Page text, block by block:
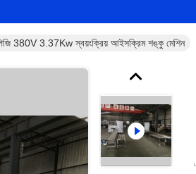
380V 3.37Kw স্বয়ংক্রিয় আইসক্রিম শঙ্কু মেশিন